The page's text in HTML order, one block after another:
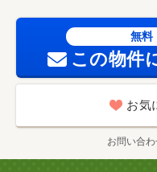
無料
この物件
お気
お問い合